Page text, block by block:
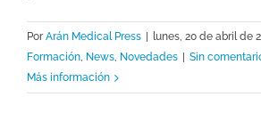
PorArán Medical Press lunes, 20 de abril de
Formación, News, Novedades
Sin
Más información